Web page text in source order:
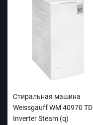
Стиральная машина
Weissgauff WM 40970 TD
Inverter Steam (q)